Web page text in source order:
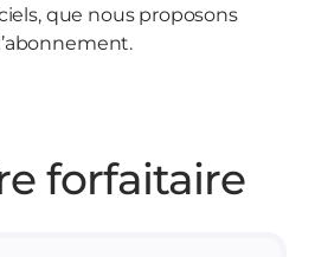
que nous proposons
forfaitaire